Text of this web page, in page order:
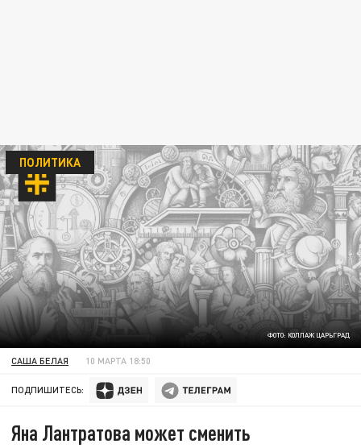
ФОТО: КОЛЛАЖ ЦАРЬГРАД
ПОЛИТИКА
САША БЕЛАЯ 10 МАРТА 18:50
ПОДПИШИТЕСЬ:
Яна Лантратова может сменить